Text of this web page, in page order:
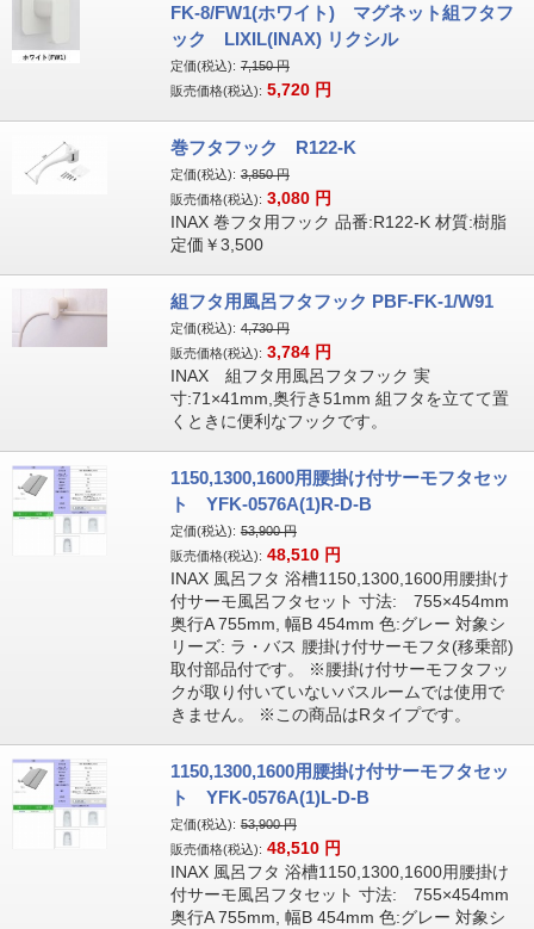
FK-8/FW1(ホワイト) マグネット組フタフ
ック LIXIL(INAX) リクシル
定価(税込): 7,150円
販売価格(税込): 5,720 円
巻フタフック R122-K
定価(税込): 3,850円
販売価格(税込): 3,080 円
INAX 巻フタ用フック 品番:R122-K 材質:樹脂
定価￥3,500
組フタ用風呂フタフック PBF-FK-1/W91
定価(税込): 4,730円
販売価格(税込): 3,784 円
INAX 組フタ用風呂フタフック 実
寸:71×41mm,奥行き51mm 組フタを立てて置
くときに便利なフックです。
1150,1300,1600用腰掛け付サーモフタセッ
ト YFK-0576A(1)R-D-B
定価(税込): 53,900円
販売価格(税込): 48,510 円
INAX 風呂フタ 浴槽1150,1300,1600用腰掛け
付サーモ風呂フタセット 寸法: 755×454mm
奥行A 755mm, 幅B 454mm 色:グレー 対象シ
リーズ: ラ・バス 腰掛け付サーモフタ(移乗部)
取付部品付です。 ※腰掛け付サーモフタフッ
クが取り付いていないバスルームでは使用で
きません。 ※この商品はRタイプです。
1150,1300,1600用腰掛け付サーモフタセッ
ト YFK-0576A(1)L-D-B
定価(税込): 53,900円
販売価格(税込): 48,510 円
INAX 風呂フタ 浴槽1150,1300,1600用腰掛け
付サーモ風呂フタセット 寸法: 755×454mm
奥行A 755mm, 幅B 454mm 色:グレー 対象シ